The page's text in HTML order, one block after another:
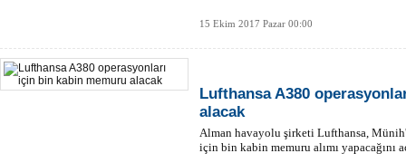
15 Ekim 2017 Pazar 00:00
Lufthansa A380
alacak
Alman havayolu şirketi Lufthansa,
için bin kabin memuru alımı yapacağını